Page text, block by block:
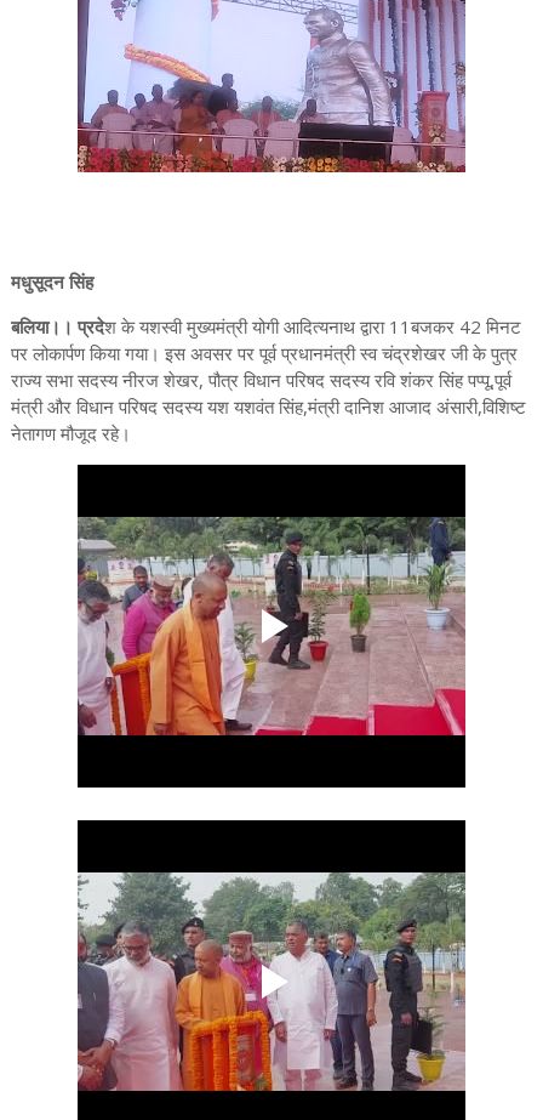
मधुसूदन सिंह
बलिया।। प्रदेश के यशस्वी मुख्यमंत्री योगी आदित्यनाथ द्वारा 11बजकर 42 मिनट
पर लोकार्पण किया गया। इस अवसर पर पूर्व प्रधानमंत्री स्व चंद्रशेखर जी के पुत्र
राज्य सभा सदस्य नीरज शेखर, पौत्र विधान परिषद सदस्य रवि शंकर सिंह पप्पू,पूर्व
मंत्री और विधान परिषद सदस्य यश यशवंत सिंह,मंत्री दानिश आजाद अंसारी,विशिष्ट
नेतागण मौजूद रहे।